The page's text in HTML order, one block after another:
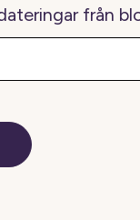
från